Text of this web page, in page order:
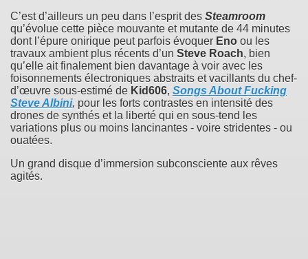
C’est d’ailleurs un peu dans l’esprit des Steamroom
qu’évolue cette pièce mouvante et mutante de 44 minutes
dont l’épure onirique peut parfois évoquer Eno ou les
travaux ambient plus récents d’un Steve Roach, bien
qu’elle ait finalement bien davantage à voir avec les
foisonnements électroniques abstraits et vacillants du chef-
d’œuvre sous-estimé de Kid606, Songs About Fucking
Steve Albini, pour les forts contrastes en intensité des
drones de synthés et la liberté qui en sous-tend les
variations plus ou moins lancinantes - voire stridentes - ou
ouatées.
Un grand disque d’immersion subconsciente aux rêves
agités.